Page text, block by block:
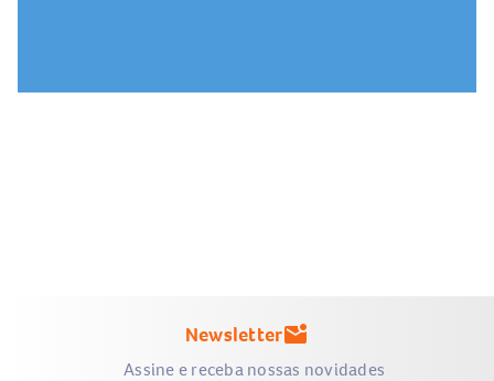
Newslettermark_email_unread
Assine e receba nossas novidades